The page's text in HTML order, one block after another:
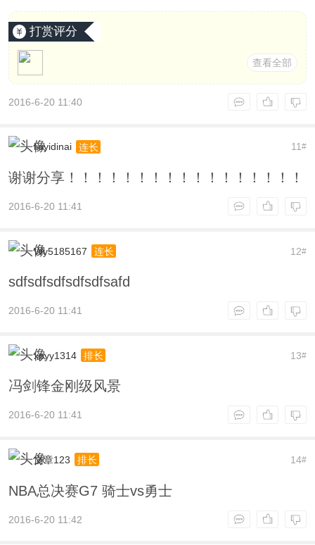
打赏评分
查看全部
2016-6-20 11:40
11#
liuyidinai 连长
谢谢分享！！！！！！！！！！！！！！！！！
2016-6-20 11:41
12#
Wy5185167 连长
sdfsdfsdfsdfsdfsafd
2016-6-20 11:41
13#
xpyy1314 排长
冯剑锋金刚级风景
2016-6-20 11:41
14#
文章123 排长
NBA总决赛G7 骑士vs勇士
2016-6-20 11:42